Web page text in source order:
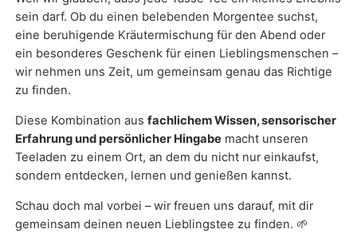
sein darf. Ob du einen belebenden Morgentee suchst,
eine beruhigende Kräutermischung für den Abend oder
ein besonderes Geschenk für einen Lieblingsmenschen –
wir nehmen uns Zeit, um gemeinsam genau das Richtige
zu finden.
Diese Kombination aus fachlichem Wissen, sensorischer
Erfahrung und persönlicher Hingabemacht unseren
Teeladen zu einem Ort, an dem du nicht nur einkaufst,
sondern entdecken, lernen und genießen kannst.
Schau doch mal vorbei – wir freuen uns darauf, mit dir
gemeinsam deinen neuen Lieblingstee zu finden. 🌱